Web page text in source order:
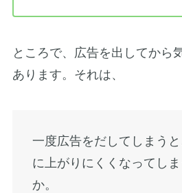
ところで、広告を出してから
あります。それは、
一度広告をだしてしまう
に上がりにくくなってし
か。